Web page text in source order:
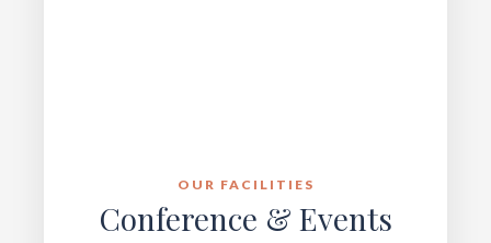
OUR FACILITIES
Conference & Events